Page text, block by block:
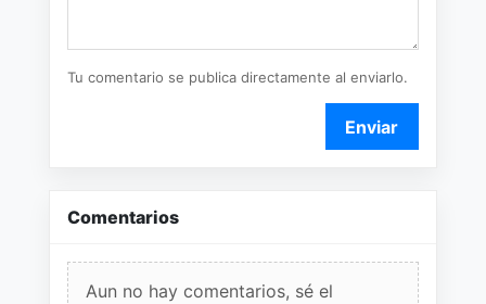
Tu comentario se publica directamente al enviarlo.
Enviar
Comentarios
Aun no hay comentarios, sé el